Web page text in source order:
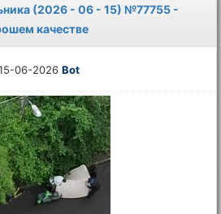
(2026 - 06 - 15) №77755 -
качестве
06-2026Bot